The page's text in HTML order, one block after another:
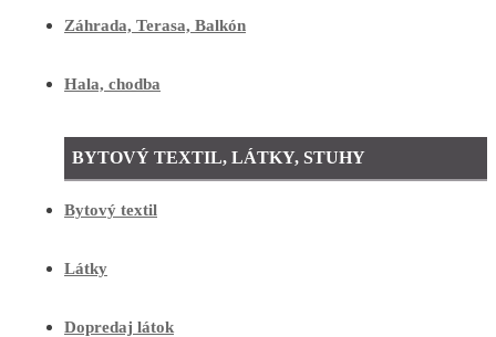
Záhrada, Terasa, Balkón
Hala, chodba
BYTOVÝ TEXTIL, LÁTKY, STUHY
Bytový textil
Látky
Dopredaj látok